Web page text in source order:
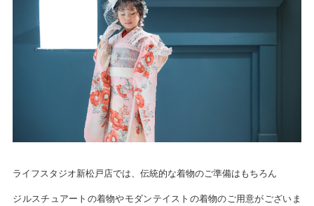
ライフスタジオ新松戸店では、伝統的な着物のご準備はもちろん
ジルスチュアートの着物やモダンテイストの着物のご用意がございま